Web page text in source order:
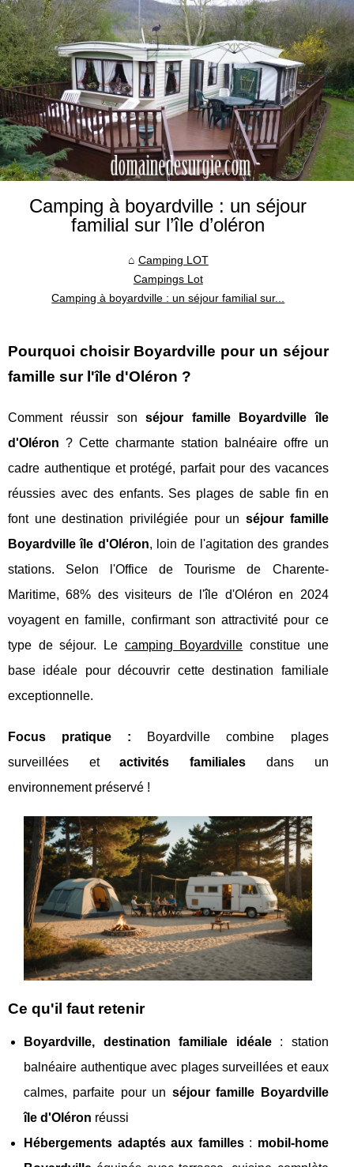
Camping à boyardville : un séjour
familial sur l’île d’oléron
Camping LOT
Campings Lot
Camping à boyardville : un séjour familial sur...
Pourquoi choisir Boyardville pour un séjour
famille sur l'île d'Oléron ?
Comment réussir sonséjour famille Boyardville île
d'Oléron ? Cette charmante station balnéaire offre un
cadre authentique et protégé, parfait pour des vacances
réussies avec des enfants. Ses plages de sable fin en
font une destination privilégiée pour un séjour famille
Boyardville île d'Oléron, loin de l'agitation des grandes
stations. Selon l'Office de Tourisme de Charente-
Maritime, 68% des visiteurs de l'île d'Oléron en 2024
voyagent en famille, confirmant son attractivité pour ce
type de séjour. Le camping Boyardville constitue une
base idéale pour découvrir cette destination familiale
exceptionnelle.
Focus pratique : Boyardville combine plages
surveillées etactivités familiales dans un
environnement préservé !
Ce qu'il faut retenir
Boyardville, destination familiale idéale: station
balnéaire authentique avec plages surveillées et eaux
calmes, parfaite pour un séjour famille Boyardville
île d'Oléron réussi
Hébergements adaptés aux familles: mobil-home